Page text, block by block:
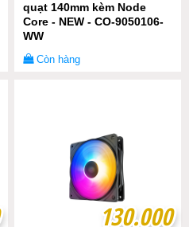
quạt 140mm kèm Node
Core - NEW - CO-9050106-
WW
Còn hàng
130.000
130.000